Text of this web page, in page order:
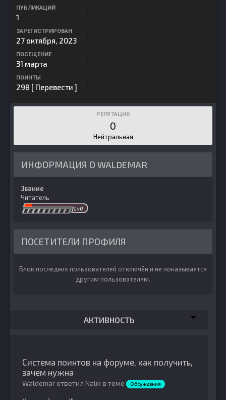
ПУБЛИКАЦИЙ
1
ЗАРЕГИСТРИРОВАН
27 октября, 2023
ПОСЕЩЕНИЕ
31 марта
ПОИНТЫ
298 [ Перевести ]
РЕПУТАЦИЯ
0
Нейтральная
ИНФОРМАЦИЯ О WALDEMAR
Звание
Читатель
ПОСЕТИТЕЛИ ПРОФИЛЯ
Блок последних пользователей отключён и не показывается
другим пользователям.
АКТИВНОСТЬ
Система поинтов на форуме, как получить,
зачем нужна
Waldemar ответил Nalik в теме Обсуждения